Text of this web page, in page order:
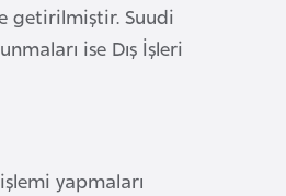
getirilmiştir. Suudi
ise Dış İşleri
yapmaları